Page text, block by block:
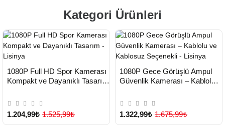
Kategori Ürünleri
TESLİMAT
1080P Full HD Spor Kamerası
Kompakt ve Dayanıklı Tasarım
1.204,99₺ 1.525,99₺
TESLİMAT
Yeni Ürün
1080P Gece Görüşlü Ampul
Güvenlik Kamerası – Kablolu
Lisinya
1.322,99₺ 1.675,99₺